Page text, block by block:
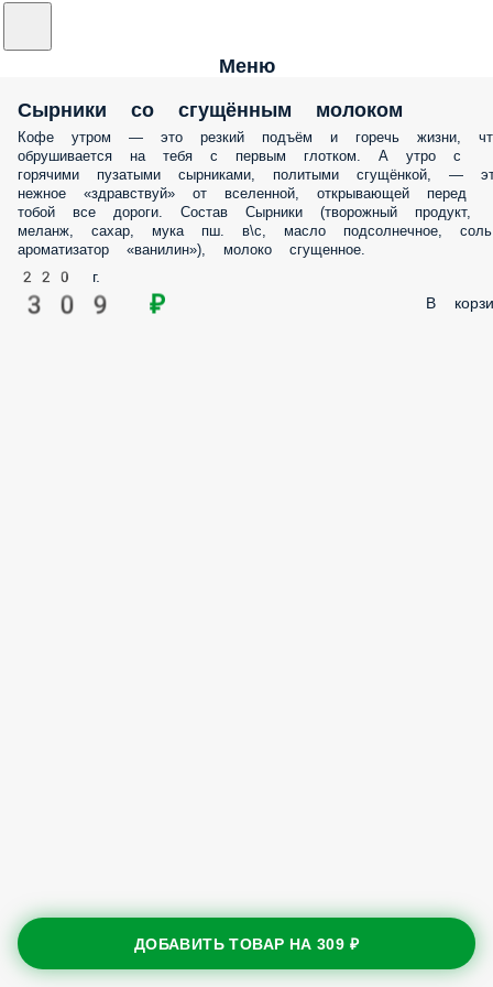
Меню
Сырники со сгущённым молоком
Кофе утром — это резкий подъём и горечь жизни,
обрушивается на тебя с первым глотком. А утро с
горячими пузатыми сырниками, политыми сгущёнкой, —
нежное «здравствуй» от вселенной, открывающей перед
тобой все дороги. Состав Сырники (творожный продукт,
меланж, сахар, мука пш. в\с, масло подсолнечное,
ароматизатор «ванилин»), молоко сгущенное.
220 г.
309 ₽ В
ДОБАВИТЬ ТОВАР НА309 ₽